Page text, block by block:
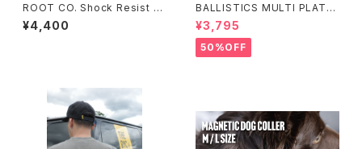
ROOT CO. Shock Resist C
ase ＋Hold.
¥4,400
BALLISTICS MULTI PLATE
L
¥3,795
50%OFF